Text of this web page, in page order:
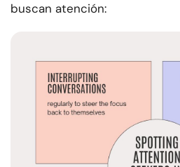
buscan atención: